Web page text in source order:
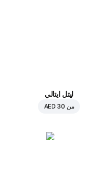
ليتل ايتالي
من AED 30